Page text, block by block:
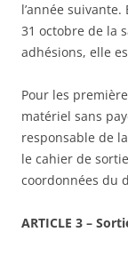
l’année
31 octobre de la
adhésions, elle
Pour les
matériel sans
responsable de
le cahier de
coordonnées du
ARTICLE 3 –